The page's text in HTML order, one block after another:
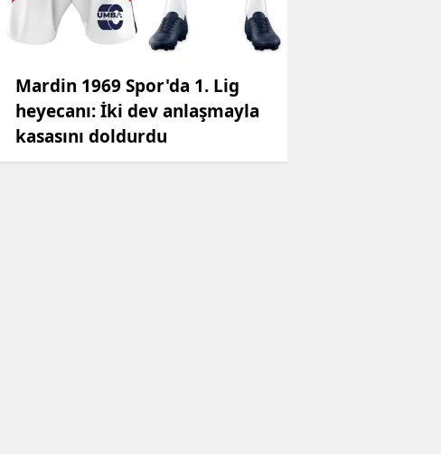
Mardin 1969 Spor'da 1. Lig
heyecanı: İki dev anlaşmayla
kasasını doldurdu